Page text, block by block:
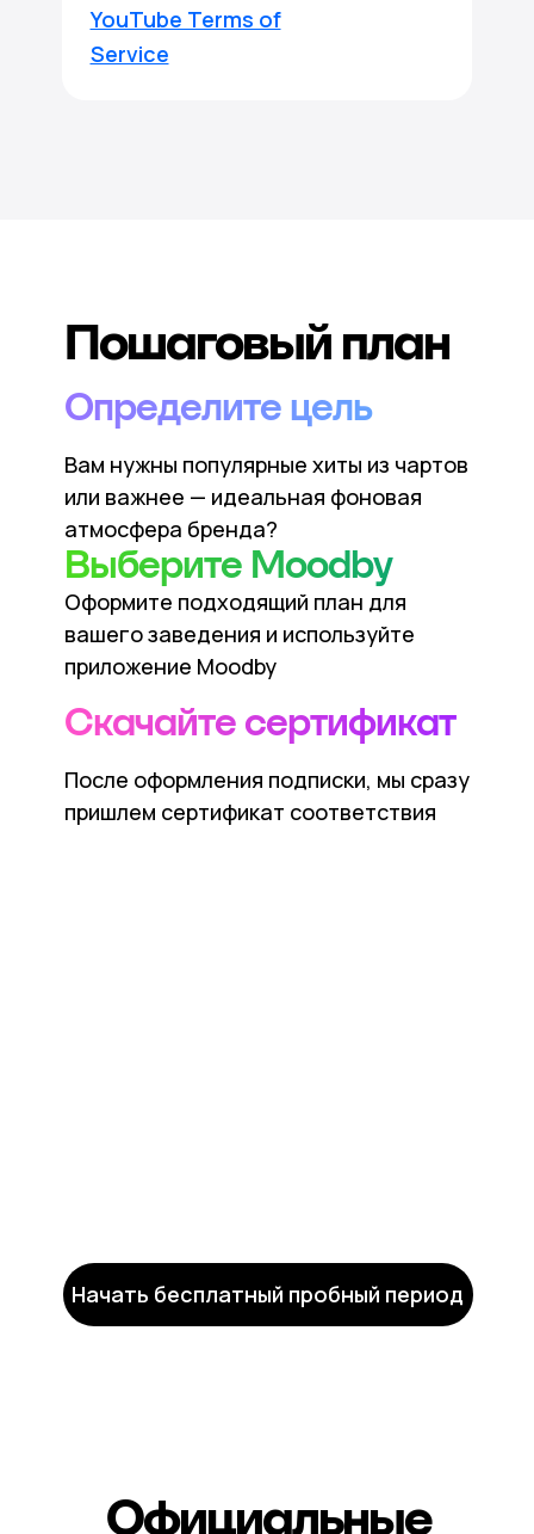
YouTube Terms of
Service
Начать бесплатный пробный период
Пошаговый план
Определите цель
Вам нужны популярные хиты из чартов
или важнее — идеальная фоновая
атмосфера бренда?
Выберите Moodby
Оформите подходящий план для
вашего заведения и используйте
приложение Moodby
Скачайте сертификат
После оформления подписки, мы сразу
пришлем сертификат соответствия
Официальные